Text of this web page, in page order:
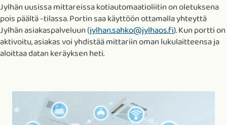
Jylhän uusissa mittareissa kotiautomaatioliitin on oletuksena
pois päältä -tilassa. Portin saa käyttöön ottamalla yhteyttä
Jylhän asiakaspalveluun (jylhan.sahko@jylhaos.fi). Kun portti on
aktivoitu, asiakas voi yhdistää mittariin oman lukulaitteensa ja
aloittaa datan keräyksen heti.